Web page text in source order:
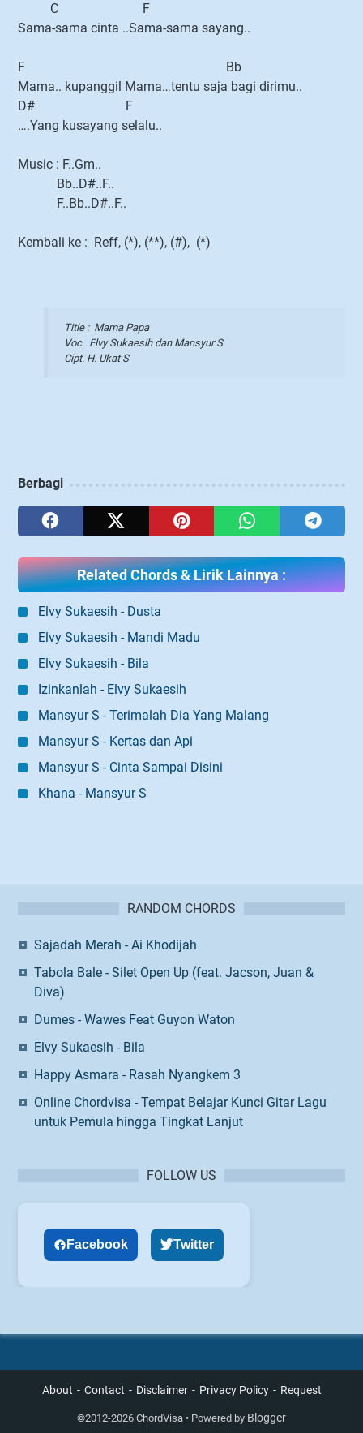
C F
Sama-sama cinta ..Sama-sama sayang..
F Bb
Mama.. kupanggil Mama…tentu saja bagi dirimu..
D# F
….Yang kusayang selalu..
Music : F..Gm..
Bb..D#..F..
F..Bb..D#..F..
Kembali ke : Reff, (*), (**), (#), (*)
Title : Mama Papa
Voc. Elvy Sukaesih dan Mansyur S
Cipt. H. Ukat S
Berbagi
Related Chords & Lirik Lainnya :
Elvy Sukaesih - Dusta
Elvy Sukaesih - Mandi Madu
Elvy Sukaesih - Bila
Izinkanlah - Elvy Sukaesih
Mansyur S - Terimalah Dia Yang Malang
Mansyur S - Kertas dan Api
Mansyur S - Cinta Sampai Disini
Khana - Mansyur S
RANDOM CHORDS
Sajadah Merah - Ai Khodijah
Tabola Bale - Silet Open Up (feat. Jacson, Juan &
Diva)
Dumes - Wawes Feat Guyon Waton
Elvy Sukaesih - Bila
Happy Asmara - Rasah Nyangkem 3
Online Chordvisa - Tempat Belajar Kunci Gitar Lagu
untuk Pemula hingga Tingkat Lanjut
FOLLOW US
Facebook Twitter
About Contact Disclaimer Privacy Policy Request
©2012-2026 ChordVisa • Powered by Blogger